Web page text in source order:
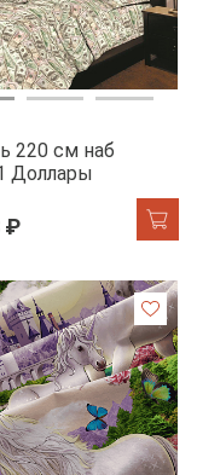
220 см наб
Доллары
₽